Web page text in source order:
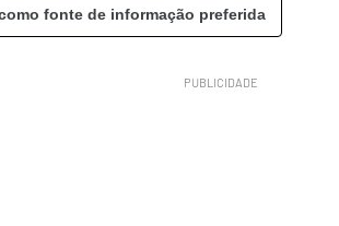
fonte de informação preferida